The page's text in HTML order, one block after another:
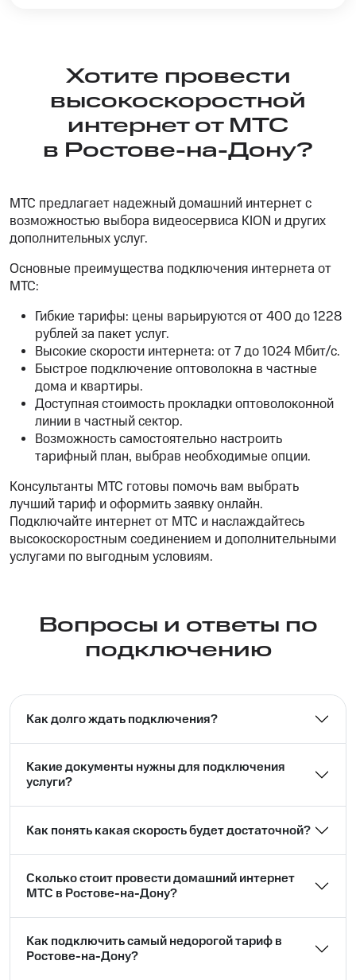
Хотите провести
высокоскоростной
интернет от МТС
в Ростове-на-Дону?
МТС предлагает надежный домашний интернет с
возможностью выбора видеосервиса KION и других
дополнительных услуг.
Основные преимущества подключения интернета от
МТС:
Гибкие тарифы: цены варьируются от 400 до 1228
рублей за пакет услуг.
Высокие скорости интернета: от 7 до 1024 Мбит/с.
Быстрое подключение оптоволокна в частные
дома и квартиры.
Доступная стоимость прокладки оптоволоконной
линии в частный сектор.
Возможность самостоятельно настроить
тарифный план, выбрав необходимые опции.
Консультанты МТС готовы помочь вам выбрать
лучший тариф и оформить заявку онлайн.
Подключайте интернет от МТС и наслаждайтесь
высокоскоростным соединением и дополнительными
услугами по выгодным условиям.
Вопросы и ответы по
подключению
Как долго ждать подключения?
Какие документы нужны для подключения
услуги?
Как понять какая скорость будет достаточной?
Сколько стоит провести домашний интернет
МТС в Ростове-на-Дону?
Как подключить самый недорогой тариф в
Ростове-на-Дону?